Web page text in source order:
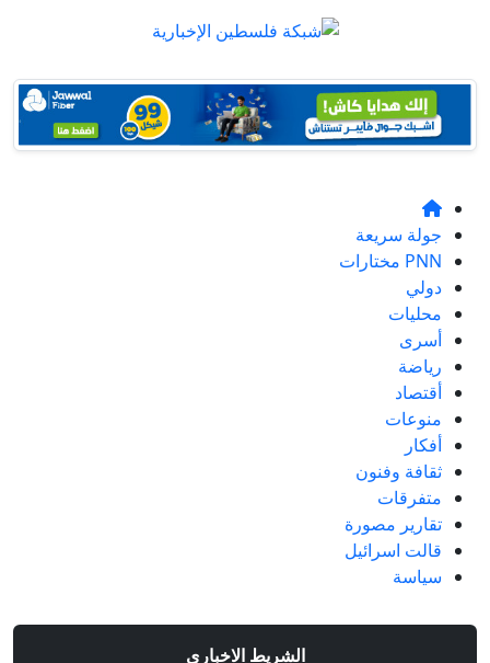
جولة سريعة
PNN مختارات
دولي
محليات
أسرى
رياضة
أقتصاد
منوعات
أفكار
ثقافة وفنون
متفرقات
تقارير مصورة
قالت اسرائيل
سياسة
الشريط الاخباري